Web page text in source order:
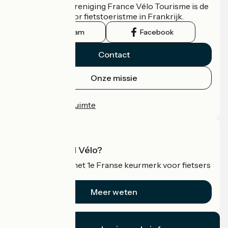
De nationale vereniging France Vélo Tourisme is de
officiële gids voor fietstoeristme in Frankrijk.
Instagram Facebook
Contact
Onze missie
Professionele ruimte
Wat is Accueil Vélo?
Accueil Vélo is het 1e Franse keurmerk voor fietsers
Meer weten